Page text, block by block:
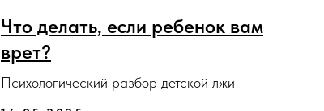
Что делать, если ребенок вам
врет?
Психологический разбор детской лжи